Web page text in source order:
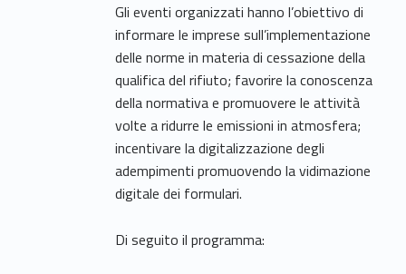
Gli eventi organizzati hanno l’obiettivo di
informare le imprese sull’implementazione
delle norme in materia di cessazione della
qualifica del rifiuto; favorire la conoscenza
della normativa e promuovere le attività
volte a ridurre le emissioni in atmosfera;
incentivare la digitalizzazione degli
adempimenti promuovendo la vidimazione
digitale dei formulari.
Di seguito il programma: